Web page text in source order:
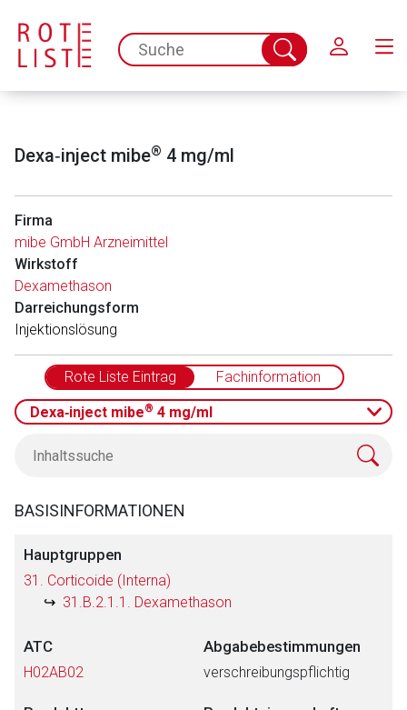
spc.search.input.placeholder
Suche
abschicken
Dexa‑inject mibe® 4 mg/ml
Firma
mibe GmbH Arzneimittel
Wirkstoff
Dexamethason
Darreichungsform
Injektionslösung
Rote Liste Eintrag Fachinformation
Dexa‑inject mibe® 4 mg/ml
BASISINFORMATIONEN
Hauptgruppen
31. Corticoide (Interna)
31.B.2.1.1. Dexamethason
ATC
H02AB02
Abgabebestimmungen
verschreibungspflichtig